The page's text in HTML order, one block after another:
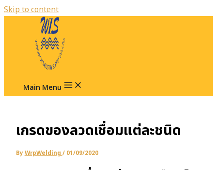
Skip to content
Main Menu
เกรดของลวดเชื่อมแต่ละชนิด
ByWrpWelding / 01/09/2020